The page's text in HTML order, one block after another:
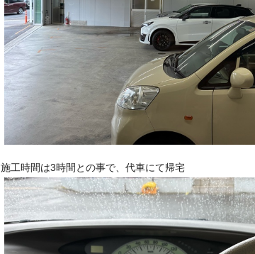
施工時間は3時間との事で、代車にて帰宅